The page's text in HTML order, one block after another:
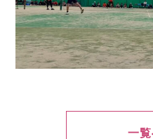
一